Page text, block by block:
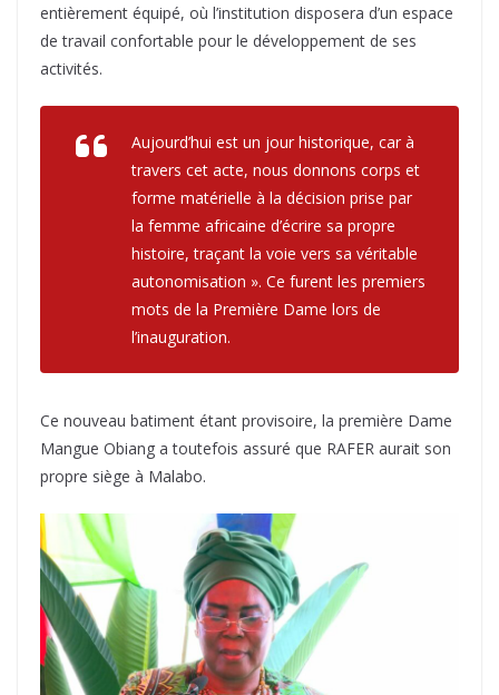
entièrement équipé, où l’institution disposera d’un espace
de travail confortable pour le développement de ses
activités.
Aujourd’hui est un jour historique, car à
travers cet acte, nous donnons corps et
forme matérielle à la décision prise par
la femme africaine d’écrire sa propre
histoire, traçant la voie vers sa véritable
autonomisation ». Ce furent les premiers
mots de la Première Dame lors de
l’inauguration.
Ce nouveau batiment étant provisoire, la première Dame
Mangue Obiang a toutefois assuré que RAFER aurait son
propre siège à Malabo.